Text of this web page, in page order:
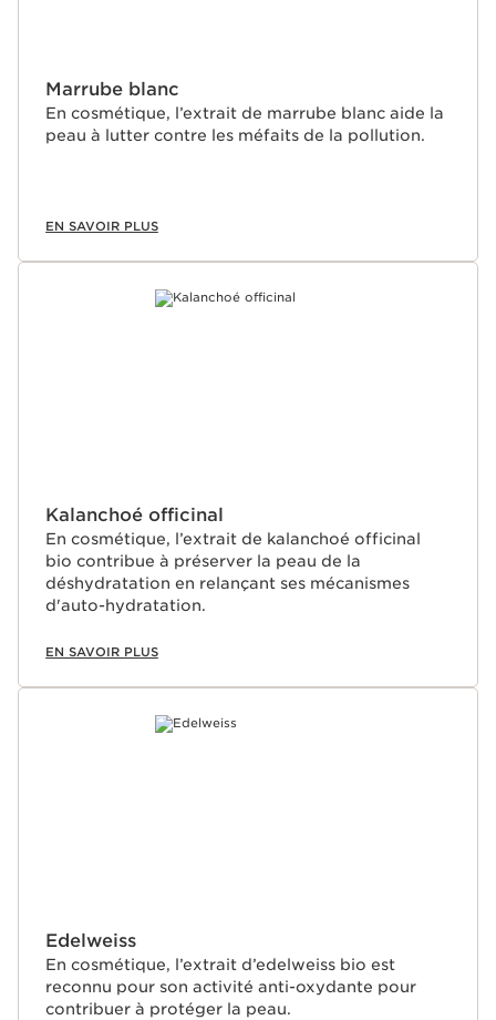
Marrube blanc
En cosmétique, l’extrait de marrube blanc aide la
peau à lutter contre les méfaits de la pollution.
EN SAVOIR PLUS
Kalanchoé officinal
En cosmétique, l’extrait de kalanchoé officinal
bio contribue à préserver la peau de la
déshydratation en relançant ses mécanismes
d'auto-hydratation.
EN SAVOIR PLUS
Edelweiss
En cosmétique, l’extrait d’edelweiss bio est
reconnu pour son activité anti-oxydante pour
contribuer à protéger la peau.